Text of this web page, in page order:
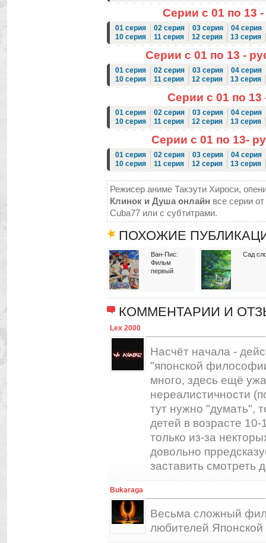
Серии с 01 по 13
01 серия 02 серия 03 серия
04 серия
10 серия
11 серия 12 серия 13 серия
Серии с 01 по 13 -
01 серия 02 серия 03 серия
04 серия
10 серия
11 серия 12 серия 13 серия
Серии с 01 по 13
01 серия 02 серия 03 серия
04 серия
10 серия
11 серия 12 серия 13 серия
Серии с 01 по 13-
01 серия 02 серия 03 серия
04 серия
10 серия
11 серия 12 серия 13 серия
Режисер аниме Такэути Хироси,
Клинок и Душа онлайн все серии
Cuba77 или с субтитрами.
ПОХОЖИЕ
Ван-Пис:
Фильм
первый
Сад
КОММЕНТАРИИ И
Lex 2000
Насчёт начала -
"японской
много, здесь ещё
нереалистичности
тут нужно "думать",
детей в возрасте
только из-за
довольно
заставить смотреть
Bukaraga
Весьма сложный
любителей